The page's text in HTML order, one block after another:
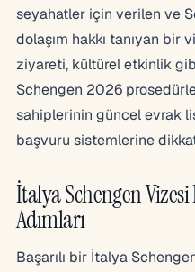
seyahatler için verilen ve
dolaşım hakkı tanıyan bir
ziyareti, kültürel etkinlik
Schengen 2026
sahiplerinin güncel evrak
başvuru sistemlerine
İtalya Schengen
Adımları
Başarılı bir İtalya